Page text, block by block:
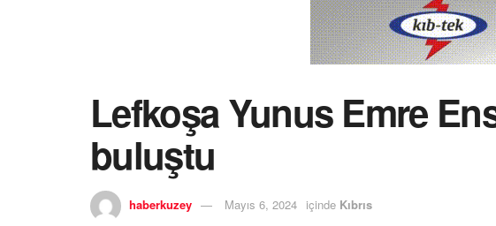
Lefkoşa Yunus Emre
buluştu
haberkuzey Mayıs 6, 2024 içinde Kıbrıs